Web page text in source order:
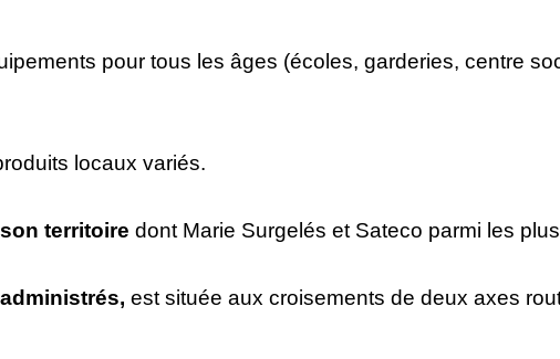
pour tous les âges (écoles, garderies, centre
locaux variés.
territoire dont Marie Surgelés et Sateco parmi les
est située aux croisements de deux axes